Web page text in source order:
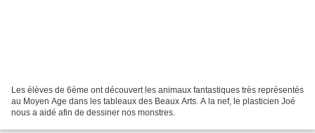
Les élèves de 6ème ont découvert les animaux fantastiques très représentés
au Moyen Age dans les tableaux des Beaux Arts. A la nef, le plasticien Joé
nous a aidé afin de dessiner nos monstres.